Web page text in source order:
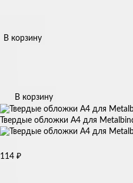
В корзину
В корзину
Твердые обложки А4 для
114 ₽